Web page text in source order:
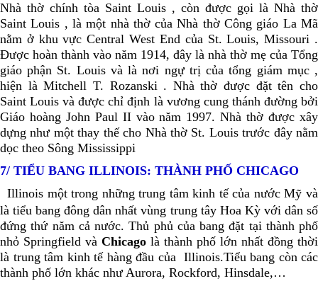
Nhà thờ chính tòa Saint Louis , còn được gọi là Nhà thờ
Saint Louis , là một nhà thờ của Nhà thờ Công giáo La Mã
nằm ở khu vực Central West End của St. Louis, Missouri .
Được hoàn thành vào năm 1914, đây là nhà thờ mẹ của Tổng
giáo phận St. Louis và là nơi ngự trị của tổng giám mục ,
hiện là Mitchell T. Rozanski . Nhà thờ được đặt tên cho
Saint Louis và được chỉ định là vương cung thánh đường bởi
Giáo hoàng John Paul II vào năm 1997. Nhà thờ được xây
dựng như một thay thế cho Nhà thờ St. Louis trước đây nằm
dọc theo Sông Mississippi
7/ TIỂU BANG ILLINOIS: THÀNH PHỐ CHICAGO
Illinois một trong những trung tâm kinh tế của nước Mỹ và
là tiểu bang đông dân nhất vùng trung tây Hoa Kỳ với dân số
đứng thứ năm cả nước. Thủ phủ của bang đặt tại thành phố
nhỏ Springfield và Chicago là thành phố lớn nhất đồng thời
là trung tâm kinh tế hàng đầu của Illinois.Tiểu bang còn các
thành phố lớn khác như Aurora, Rockford, Hinsdale,…